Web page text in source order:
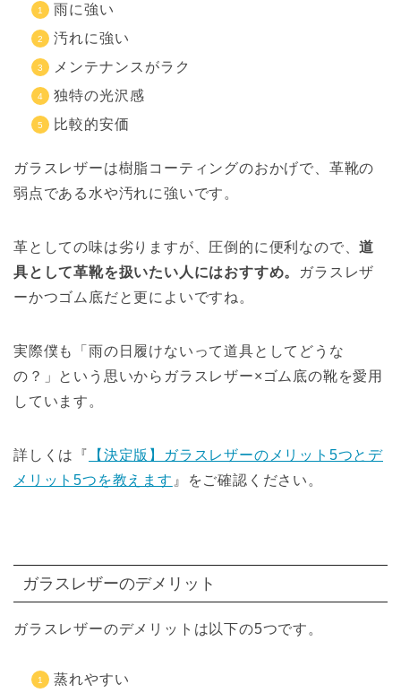
雨に強い
汚れに強い
メンテナンスがラク
独特の光沢感
比較的安価
ガラスレザーは樹脂コーティングのおかげで、革靴の
弱点である水や汚れに強いです。
革としての味は劣りますが、圧倒的に便利なので、道
具として革靴を扱いたい人にはおすすめ。
ガラスレザ
ーかつゴム底だと更によいですね。
実際僕も「雨の日履けないって道具としてどうな
の？」という思いからガラスレザー×ゴム底の靴を愛用
しています。
詳しくは『
【決定版】ガラスレザーのメリット5つとデ
メリット5つを教えます 』をご確認ください。
ガラスレザーのデメリット
ガラスレザーのデメリットは以下の5つです。
蒸れやすい